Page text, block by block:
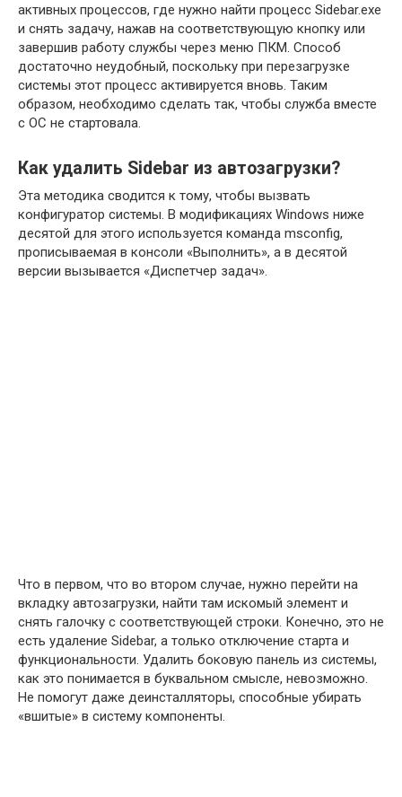
активных процессов, где нужно найти процесс Sidebar.exe
и снять задачу, нажав на соответствующую кнопку или
завершив работу службы через меню ПКМ. Способ
достаточно неудобный, поскольку при перезагрузке
системы этот процесс активируется вновь. Таким
образом, необходимо сделать так, чтобы служба вместе
с ОС не стартовала.
Как удалить Sidebar из автозагрузки?
Эта методика сводится к тому, чтобы вызвать
конфигуратор системы. В модификациях Windows ниже
десятой для этого используется команда msconfig,
прописываемая в консоли «Выполнить», а в десятой
версии вызывается «Диспетчер задач».
Что в первом, что во втором случае, нужно перейти на
вкладку автозагрузки, найти там искомый элемент и
снять галочку с соответствующей строки. Конечно, это не
есть удаление Sidebar, а только отключение старта и
функциональности. Удалить боковую панель из системы,
как это понимается в буквальном смысле, невозможно.
Не помогут даже деинсталляторы, способные убирать
«вшитые» в систему компоненты.